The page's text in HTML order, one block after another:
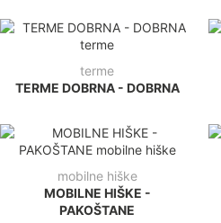
terme
TERME DOBRNA - DOBRNA
mobilne hiške
MOBILNE HIŠKE -
PAKOŠTANE